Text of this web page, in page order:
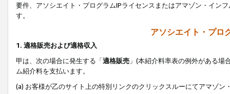
要件、アソシエイト・プログラムIPライセンスまたはアマゾン・イン
す。
アソシエイト・プロ
1. 適格販売および適格収入
甲は、次の場合に発生する「適格販売 」(本紹介料率表の例外がある
ム紹介料を支払います。
(a) お客様が乙のサイト上の特別リンクのクリックスルーにてアマゾン